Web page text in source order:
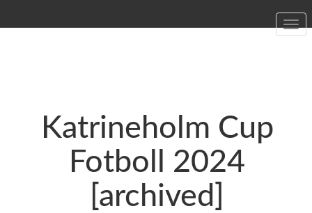
Katrineholm Cup
Fotboll 2024
[archived]